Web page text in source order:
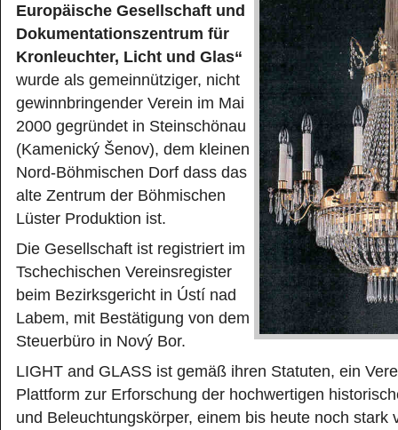
Europäische Gesellschaft und
Dokumentationszentrum für
Kronleuchter, Licht und Glas“
wurde als gemeinnütziger, nicht
gewinnbringender Verein im Mai
2000 gegründet in Steinschönau
(Kamenický Šenov), dem kleinen
Nord-Böhmischen Dorf dass das
alte Zentrum der Böhmischen
Lüster Produktion ist.
Die Gesellschaft ist registriert im
Tschechischen Vereinsregister
beim Bezirksgericht in Ústí nad
Labem, mit Bestätigung von dem
Steuerbüro in Nový Bor.
LIGHT and GLASS ist gemäß ihren Statuten, ein
Plattform zur Erforschung der hochwertigen
und Beleuchtungskörper, einem bis heute noch stark